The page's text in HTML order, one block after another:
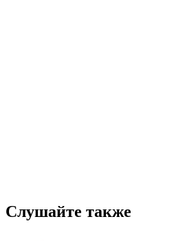
Слушайте также